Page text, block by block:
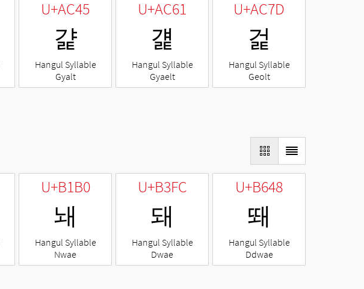
U+AC45
걅
Hangul Syllable
Gyalt
U+AC61
걡
Hangul Syllable
Gyaelt
U+AC7D
걽
Hangul Syllable
Geolt
U+B1B0
놰
Hangul Syllable
Nwae
U+B3FC
돼
Hangul Syllable
Dwae
U+B648
뙈
Hangul Syllable
Ddwae